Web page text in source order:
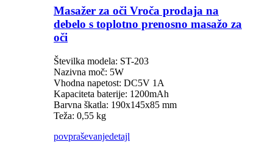
Masažer za oči Vroča prodaja na
debelo s toplotno prenosno masažo za
oči
Številka modela: ST-203
Nazivna moč: 5W
Vhodna napetost: DC5V 1A
Kapaciteta baterije: 1200mAh
Barvna škatla: 190x145x85 mm
Teža: 0,55 kg
povpraševanjedetajl